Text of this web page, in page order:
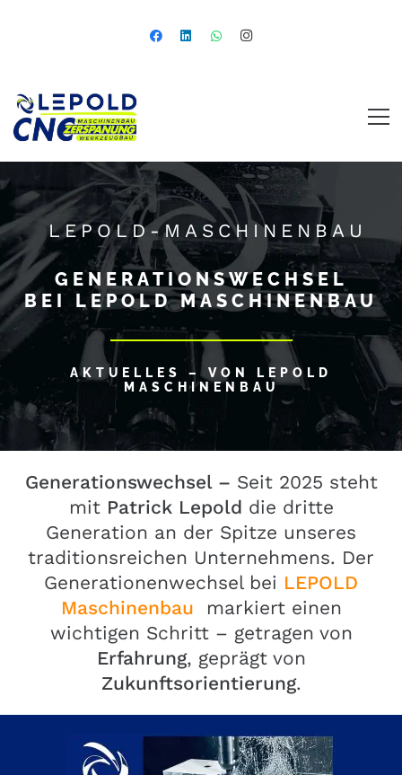
LEPOLD-MASCHINENBAU
GENERATIONSWECHSEL
BEI LEPOLD MASCHINENBAU
AKTUELLES – VON LEPOLD
MASCHINENBAU
Generationswechsel – Seit 2025 steht
mit Patrick Lepold die dritte
Generation an der Spitze unseres
traditionsreichen Unternehmens. Der
Generationenwechsel bei LEPOLD
Maschinenbau markiert einen
wichtigen Schritt – getragen von
Erfahrung, geprägt von
Zukunftsorientierung.